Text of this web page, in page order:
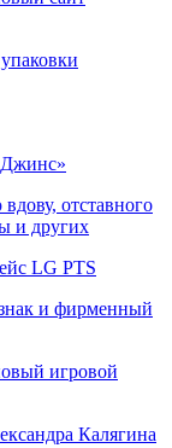
отставного
и других
LG PTS
и фирменный
игровой
Калягина